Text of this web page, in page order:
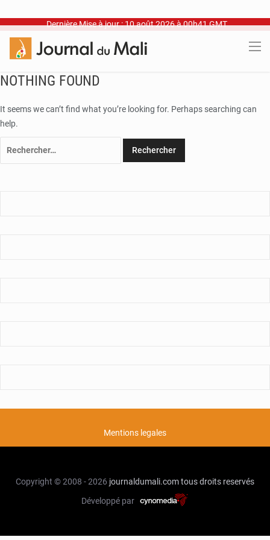
Dernière Mise à jour : 10 août 2026 à 00h41 GMT
NOTHING FOUND
It seems we can’t find what you’re looking for. Perhaps searching can
help.
Mentions legales
Copyright © 2008 - 2026 journaldumali.comtous droits reservés
Développé par